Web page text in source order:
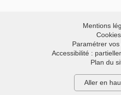
Mentions
Cookies
Paramétrer
Accessibilité :
Plan du
Aller en